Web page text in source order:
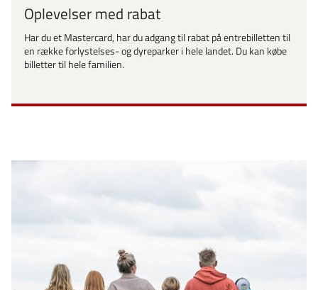
Oplevelser med rabat
Har du et Mastercard, har du adgang til rabat på entrebilletten til
en række forlystelses- og dyreparker i hele landet. Du kan købe
billetter til hele familien.